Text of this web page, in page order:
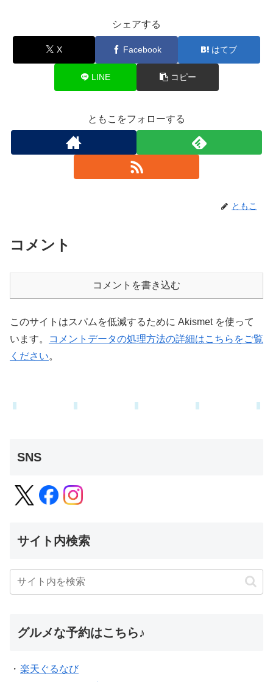
シェアする
X Facebook はてブ
LINE コピー
ともこをフォローする
ともこ
コメント
コメントを書き込む
このサイトはスパムを低減するために Akismet を使って
います。
コメントデータの処理方法の詳細はこちらをご覧
ください。
SNS
サイト内検索
グルメな予約はこちら♪
・ 楽天ぐるなび